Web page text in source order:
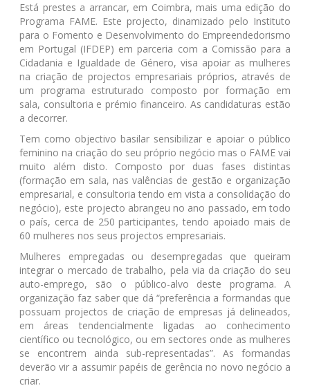
Está prestes a arrancar, em Coimbra, mais uma edição do
Programa FAME. Este projecto, dinamizado pelo Instituto
para o Fomento e Desenvolvimento do Empreendedorismo
em Portugal (IFDEP) em parceria com a Comissão para a
Cidadania e Igualdade de Género, visa apoiar as mulheres
na criação de projectos empresariais próprios, através de
um programa estruturado composto por formação em
sala, consultoria e prémio financeiro. As candidaturas estão
a decorrer.
Tem como objectivo basilar sensibilizar e apoiar o público
feminino na criação do seu próprio negócio mas o FAME vai
muito além disto. Composto por duas fases distintas
(formação em sala, nas valências de gestão e organização
empresarial, e consultoria tendo em vista a consolidação do
negócio), este projecto abrangeu no ano passado, em todo
o país, cerca de 250 participantes, tendo apoiado mais de
60 mulheres nos seus projectos empresariais.
Mulheres empregadas ou desempregadas que queiram
integrar o mercado de trabalho, pela via da criação do seu
auto-emprego, são o público-alvo deste programa. A
organização faz saber que dá “preferência a formandas que
possuam projectos de criação de empresas já delineados,
em áreas tendencialmente ligadas ao conhecimento
científico ou tecnológico, ou em sectores onde as mulheres
se encontrem ainda sub-representadas”. As formandas
deverão vir a assumir papéis de gerência no novo negócio a
criar.